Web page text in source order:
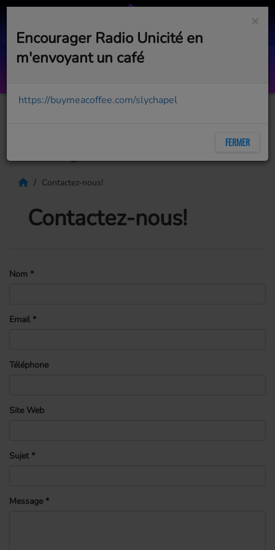
Stand in the sun with me
Contactez-nous!
Contactez-nous!
Nom *
Email *
Téléphone
Site Web
Sujet *
Message *
×
Encourager Radio Unicité en
m'envoyant un café
https://buymeacoffee.com/slychapel
FERMER